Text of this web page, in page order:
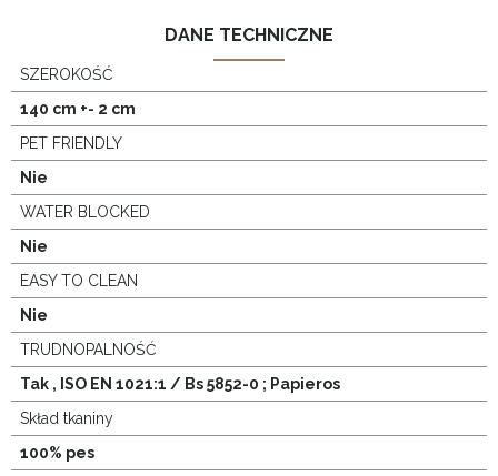
DANE TECHNICZNE
SZEROKOŚĆ
140 cm +- 2 cm
PET FRIENDLY
Nie
WATER BLOCKED
Nie
EASY TO CLEAN
Nie
TRUDNOPALNOŚĆ
Tak , ISO EN 1021:1 / Bs 5852-0 ; Papieros
Skład tkaniny
100% pes